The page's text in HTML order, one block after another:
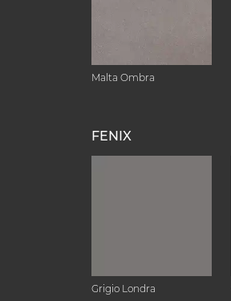
Malta Ombra
FENIX
Grigio Londra